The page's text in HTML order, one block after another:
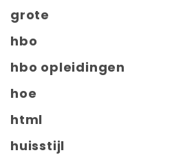
grote
hbo
hbo opleidingen
hoe
html
huisstijl